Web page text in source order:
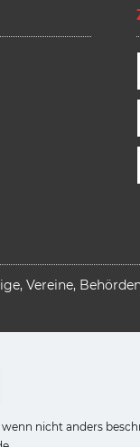
Vereine,
nicht anders